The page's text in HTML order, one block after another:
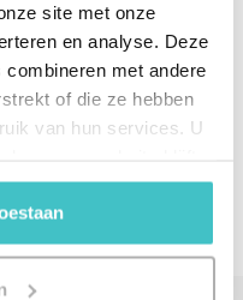
site met onze
en analyse. Deze
met andere
of die ze hebben
van hun services. U
nog maar zijn